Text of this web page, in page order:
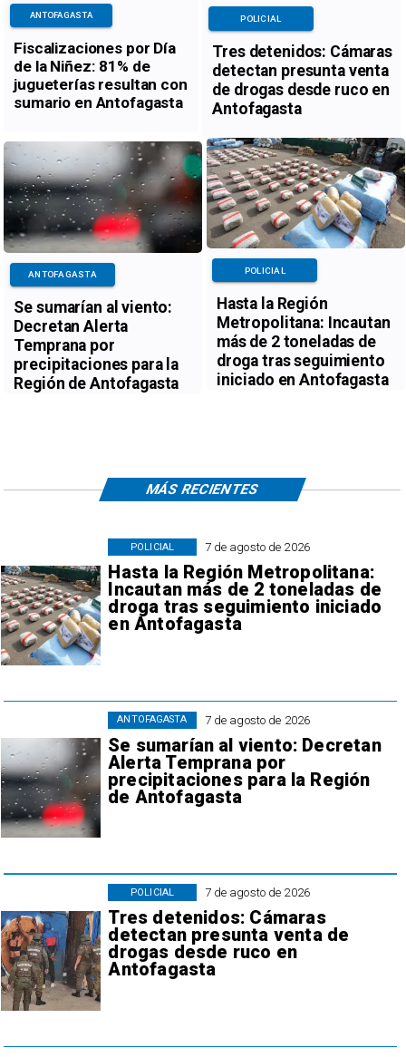
Fiscalizaciones por Día
de la Niñez: 81% de
jugueterías resultan con
sumario en Antofagasta
ANTOFAGASTA
Tres detenidos: Cámaras
detectan presunta venta
de drogas desde ruco en
Antofagasta
POLICIAL
Se sumarían al viento:
Decretan Alerta
Temprana por
precipitaciones para la
Región de Antofagasta
ANTOFAGASTA
Hasta la Región
Metropolitana: Incautan
más de 2 toneladas de
droga tras seguimiento
iniciado en Antofagasta
POLICIAL
7 de agosto de 2026
Hasta la Región Metropolitana:
Incautan más de 2 toneladas de
droga tras seguimiento iniciado
en Antofagasta
POLICIAL
7 de agosto de 2026
Se sumarían al viento: Decretan
Alerta Temprana por
precipitaciones para la Región
de Antofagasta
ANTOFAGASTA
7 de agosto de 2026
Tres detenidos: Cámaras
detectan presunta venta de
drogas desde ruco en
Antofagasta
POLICIAL
MÁS RECIENTES